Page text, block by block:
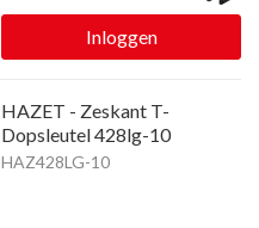
Inloggen
HAZET - Zeskant T-
Dopsleutel 428lg-10
HAZ428LG-10